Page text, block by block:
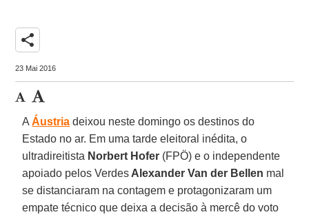
share
23 Mai 2016
AÁustria deixou neste domingo os destinos do
Estado no ar. Em uma tarde eleitoral inédita, o
ultradireitista Norbert Hofer (FPÖ) e o independente
apoiado pelos Verdes Alexander Van der Bellen mal
se distanciaram na contagem e protagonizaram um
empate técnico que deixa a decisão à mercê do voto